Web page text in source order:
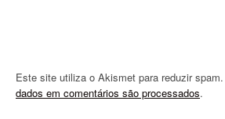
Este site utiliza o Akismet para reduzir spam.
dados em comentários são processados.